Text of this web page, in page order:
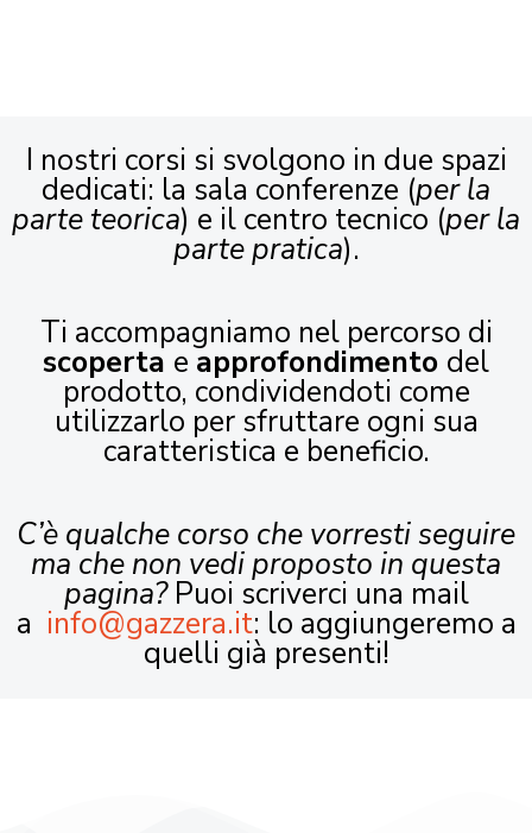
I nostri corsi si svolgono in due spazi
dedicati: la sala conferenze (per la
parte teorica) e il centro tecnico (per la
parte pratica).
Ti accompagniamo nel percorso di
scoperta e approfondimento del
prodotto, condividendoti come
utilizzarlo per sfruttare ogni sua
caratteristica e beneficio.
C’è qualche corso che vorresti seguire
ma che non vedi proposto in questa
pagina?Puoi scriverci una mail
a info@gazzera.it: lo aggiungeremo a
quelli già presenti!